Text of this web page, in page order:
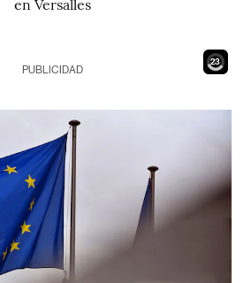
21
PUBLICIDAD